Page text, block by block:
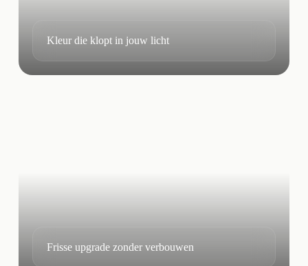
Kleur die klopt in jouw licht
Frisse upgrade zonder verbouwen